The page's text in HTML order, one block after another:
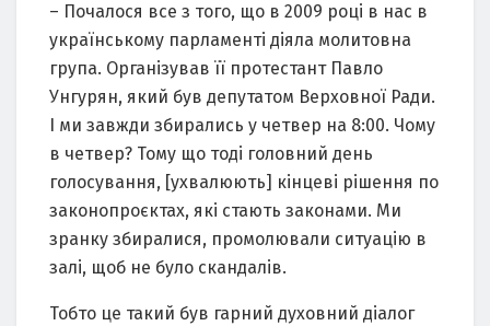
– Почалося все з того, що в 2009 році в нас в
українському парламенті діяла молитовна
група. Організував її протестант Павло
Унгурян, який був депутатом Верховної Ради.
І ми завжди збирались у четвер на 8:00. Чому
в четвер? Тому що тоді головний день
голосування, [ухвалюють] кінцеві рішення по
законопроєктах, які стають законами. Ми
зранку збиралися, промолювали ситуацію в
залі, щоб не було скандалів.
Тобто це такий був гарний духовний діалог